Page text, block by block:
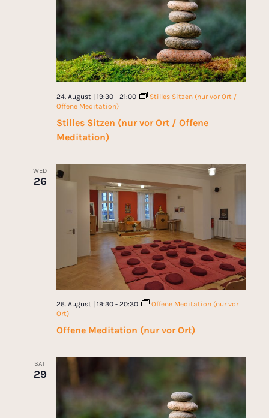
Stilles Sitzen (nur vor Ort / Offene
Meditation)
24. August | 19:30- 21:00
Stilles Sitzen (nur vor Ort /
Offene Meditation)
WED
26
Offene Meditation (nur vor Ort)
26. August | 19:30- 20:30
Offene Meditation (nur vor
Ort)
SAT
29